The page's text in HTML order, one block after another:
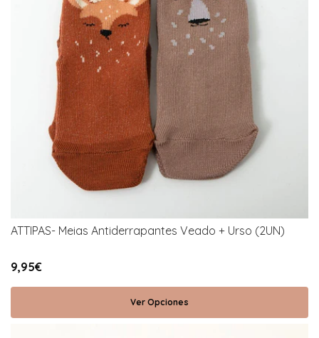
ATTIPAS- Meias Antiderrapantes Veado + Urso (2UN)
9,95€
Ver Opciones